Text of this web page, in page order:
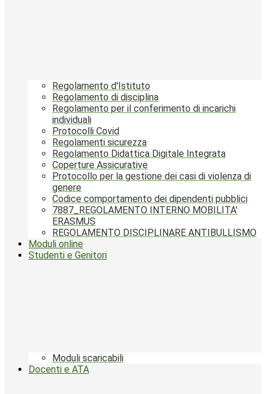
Regolamento d'Istituto
Regolamento di disciplina
Regolamento per il conferimento di incarichi
individuali
Protocolli Covid
Regolamenti sicurezza
Regolamento Didattica Digitale Integrata
Coperture Assicurative
Protocollo per la gestione dei casi di violenza di
genere
Codice comportamento dei dipendenti pubblici
7887_REGOLAMENTO INTERNO MOBILITA'
ERASMUS
REGOLAMENTO DISCIPLINARE ANTIBULLISMO
Moduli online
Studenti e Genitori
Moduli scaricabili
Docenti e ATA